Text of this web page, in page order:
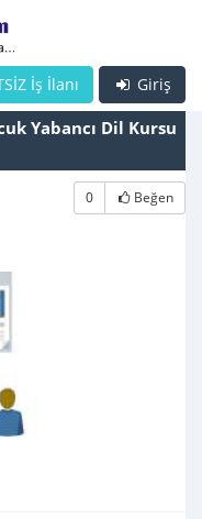
Giriş
İş İlanı
Yabancı Dil Kursu
0 Beğen